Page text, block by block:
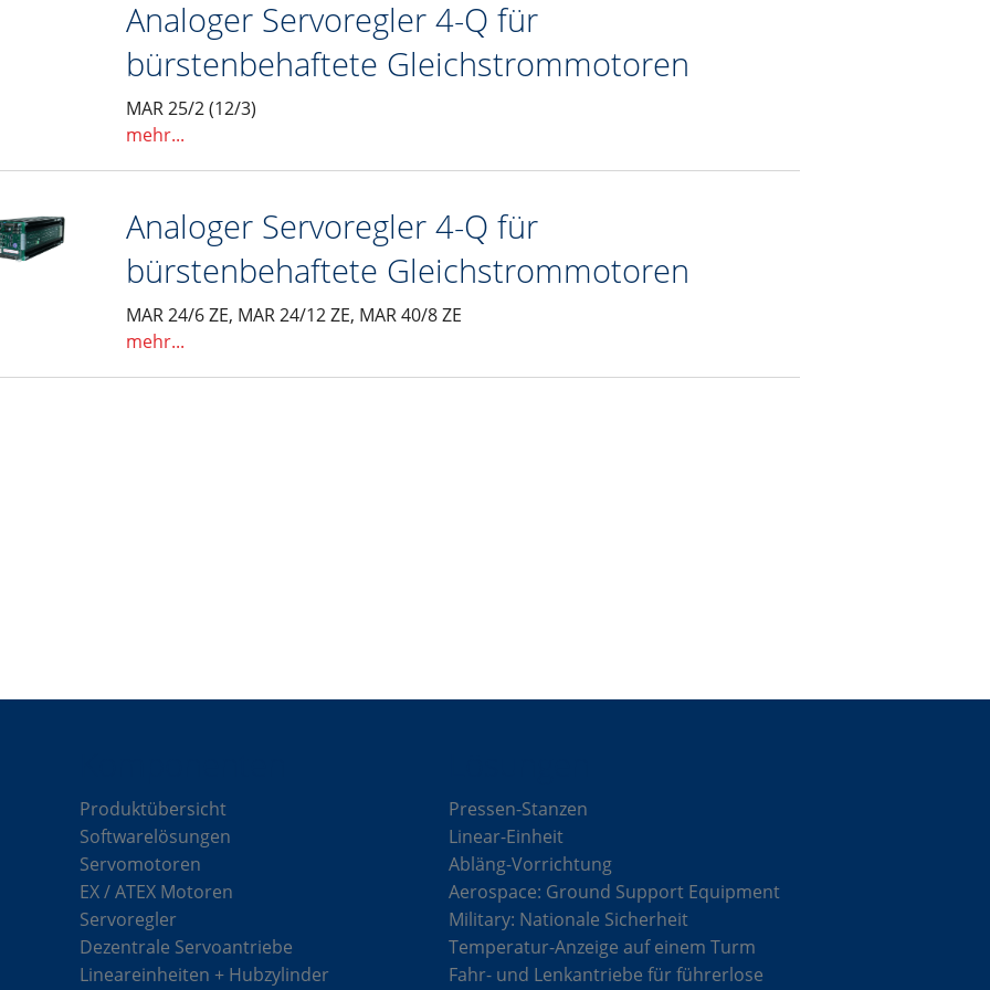
50, 65, 80, 110
entry level" der Serie LIGHT 30, 50, 80
Serie ONE 50, 80, 110
der Serie ROBOT 100, 130, 160, 220
der Serie SC 65 (100), 130, 160
der Serie VR 140
sowie für optische Fiberglaskabel
für 4 Leitungen
Servomotor)
Analoger Servoregler 4-Q für
bürstenbehaftete Gleichstrommotoren
MAR 25/2 (12/3)
mehr...
Analoger Servoregler 4-Q für
bürstenbehaftete Gleichstrommotoren
MAR 24/6 ZE, MAR 24/12 ZE, MAR 40/8 ZE
mehr...
Produktübersicht
Softwarelösungen
Servomotoren
EX / ATEX Motoren
Servoregler
Dezentrale Servoantriebe
Lineareinheiten + Hubzylinder
Pressen-Stanzen
Linear-Einheit
Abläng-Vorrichtung
Aerospace: Ground Support Equipment
Military: Nationale Sicherheit
Temperatur-Anzeige auf einem Turm
Fahr- und Lenkantriebe für führerlose